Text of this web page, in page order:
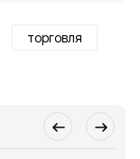
торговля